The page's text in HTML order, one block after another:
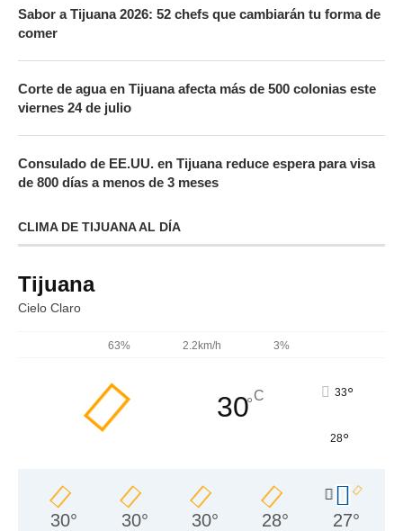
Sabor a Tijuana 2026: 52 chefs que cambiarán tu forma de
comer
Corte de agua en Tijuana afecta más de 500 colonias este
viernes 24 de julio
Consulado de EE.UU. en Tijuana reduce espera para visa
de 800 días a menos de 3 meses
CLIMA DE TIJUANA AL DÍA
Tijuana
Cielo Claro
63% 2.2km/h 3%
30°C 33°
28°
30° 30° 30° 28° 27°